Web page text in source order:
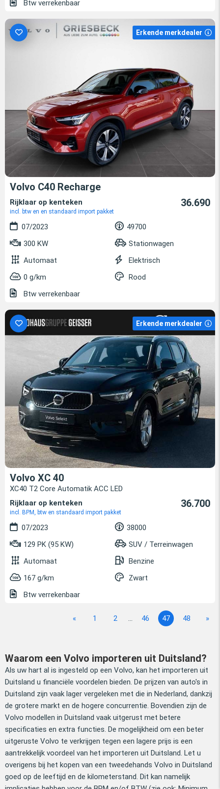
Btw verrekenbaar
Erkende merkdealer
Volvo C40 Recharge
Rijklaar op kenteken
incl. btw en en standaard import pakket
36.690
07/2023
49700
300 KW
Stationwagen
Automaat
Elektrisch
0 g/km
Rood
Btw verrekenbaar
Erkende merkdealer
Volvo XC 40
XC40 T2 Core Automatik ACC LED
Rijklaar op kenteken
incl. BPM, btw en standaard import pakket
36.700
07/2023
38000
129 PK (95 KW)
SUV / Terreinwagen
Automaat
Benzine
167 g/km
Zwart
Btw verrekenbaar
« 1 2 ... 46 47 48 »
Waarom een Volvo importeren uit Duitsland?
Als uw hart al is ingesteld op een Volvo, kan het importeren uit
Duitsland u financiële voordelen bieden. De prijzen van auto's in
Duitsland zijn vaak lager vergeleken met die in Nederland, dankzij
de grotere markt en de hogere concurrentie. Bovendien zijn de
Volvo modellen in Duitsland vaak uitgerust met betere
specificaties en extra functies. De mogelijkheid om een beter
uitgeruste Volvo te verkrijgen tegen een lagere prijs is een
aantrekkelijk voordeel van het importeren uit Duitsland. Let u
overigens bij het kopen van een tweedehands Volvo in Duitsland
goed op de leeftijd en de kilometerstand. Dit kan namelijk